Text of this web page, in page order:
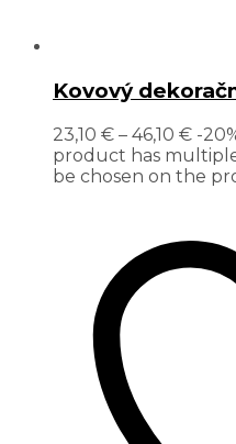
Kovový
23,10 € – 46,10 € -
product has
be chosen on the